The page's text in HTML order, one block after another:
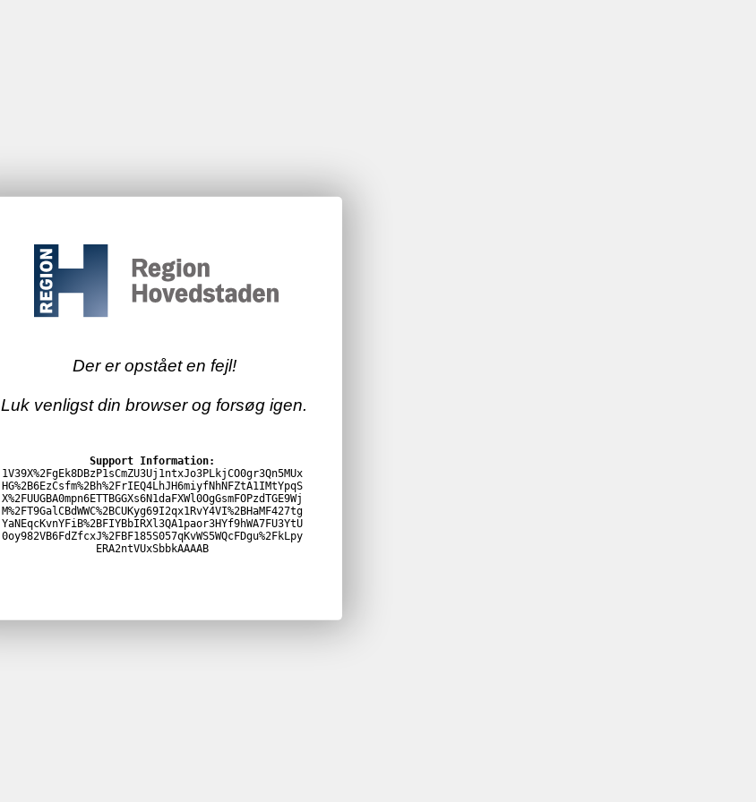
Der er opstået en fejl!
Luk venligst din browser og forsøg igen.
Support Information:
1V39X%2FgEk8DBzP1sCmZU3Uj1ntxJo3PLkjCO0gr3Qn5MUx
HG%2B6EzCsfm%2Bh%2FrIEQ4LhJH6miyfNhNFZtA1IMtYpqS
X%2FUUGBA0mpn6ETTBGGXs6N1daFXWl0OgGsmFOPzdTGE9Wj
M%2FT9GalCBdWWC%2BCUKyg69I2qx1RvY4VI%2BHaMF427tg
YaNEqcKvnYFiB%2BFIYBbIRXl3QA1paor3HYf9hWA7FU3YtU
0oy982VB6FdZfcxJ%2FBF185S057qKvWS5WQcFDgu%2FkLpy
ERA2ntVUxSbbkAAAAB